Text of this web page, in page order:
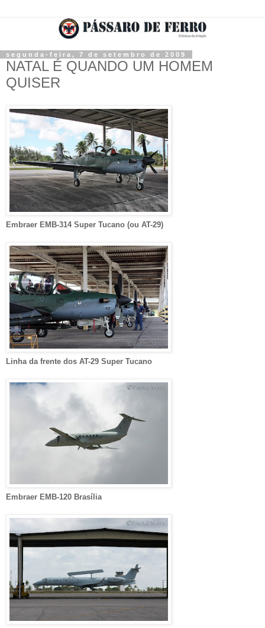
segunda-feira, 7 de setembro de 2009
NATAL É QUANDO UM HOMEM
QUISER
Embraer EMB-314Super Tucano (ou AT-29)
Linha da frente dos AT-29 Super Tucano
Embraer EMB-120 Brasília